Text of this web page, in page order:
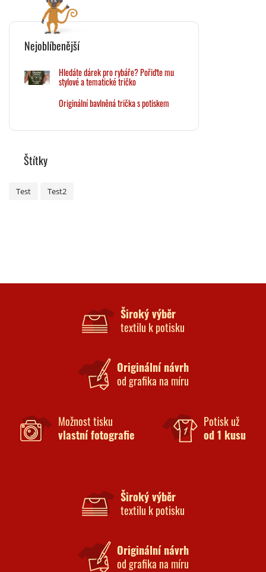
Nejoblíbenější
Hledáte dárek pro rybáře? Pořiďte mu
stylové a tematické tričko
Originální bavlněná trička s potiskem
Štítky
Test Test2
Široký výběr
textilu k potisku
Originální návrh
od grafika na míru
Možnost tisku
vlastní fotografie
Potisk už
od 1 kusu
Široký výběr
textilu k potisku
Originální návrh
od grafika na míru